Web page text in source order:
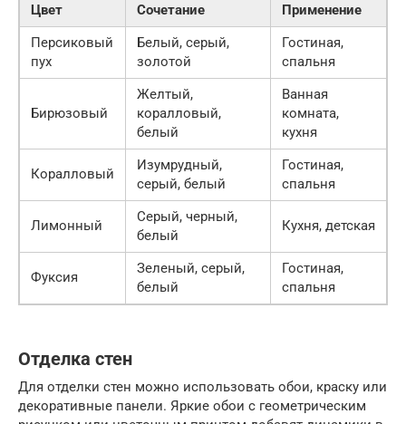
Цвет Сочетание
Применение
Персиковый
пух
Белый, серый,
золотой
Гостиная,
спальня
Бирюзовый
Желтый,
коралловый,
белый
Ванная
комната,
кухня
Коралловый
Изумрудный,
серый, белый
Гостиная,
спальня
Лимонный
Серый, черный,
белый
Кухня, детская
Фуксия
Зеленый, серый,
белый
Гостиная,
спальня
Отделка стен
Для отделки стен можно использовать обои, краску или
декоративные панели. Яркие обои с геометрическим